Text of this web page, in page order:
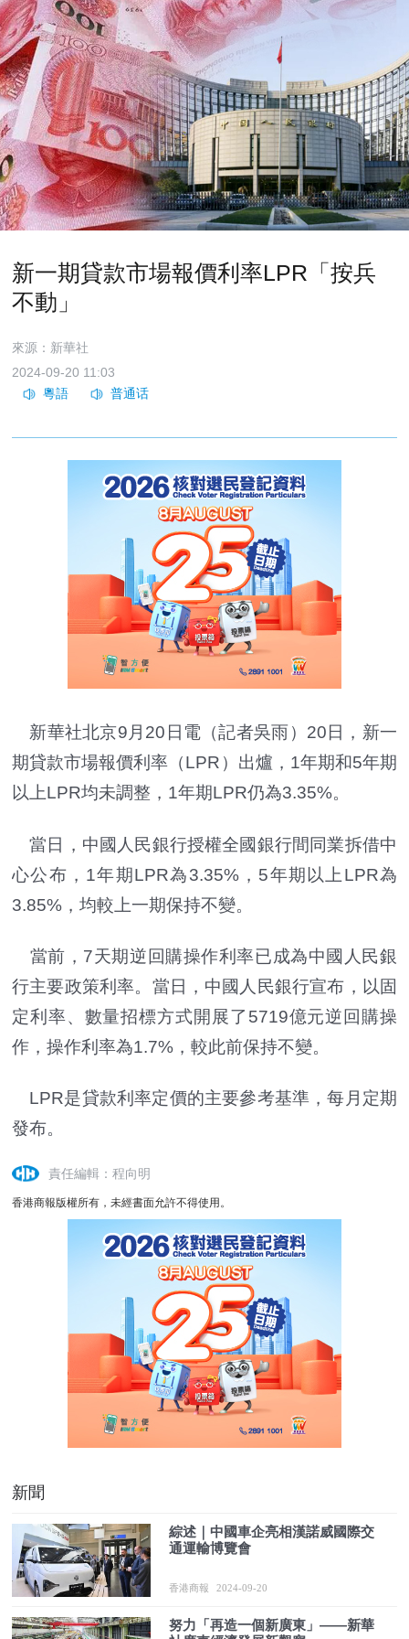
新一期貸款市場報價利率LPR「按兵
不動」
來源：新華社
2024-09-20 11:03
新華社北京9月20日電（記者吳雨）20日，新一
期貸款市場報價利率（LPR）出爐，1年期和5年期
以上LPR均未調整，1年期LPR仍為3.35%。
當日，中國人民銀行授權全國銀行間同業拆借中
心公布，1年期LPR為3.35%，5年期以上LPR為
3.85%，均較上一期保持不變。
當前，7天期逆回購操作利率已成為中國人民銀
行主要政策利率。當日，中國人民銀行宣布，以固
定利率、數量招標方式開展了5719億元逆回購操
作，操作利率為1.7%，較此前保持不變。
LPR是貸款利率定價的主要參考基準，每月定期
發布。
責任編輯：程向明
香港商報版權所有，未經書面允許不得使用。
新聞
綜述｜中國車企亮相漢諾威國際交
通運輸博覽會
香港商報 2024-09-20
努力「再造一個新廣東」——新華